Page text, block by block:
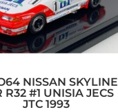
NISSAN SKYLINE
R32 #1 UNISIA JECS
JTC 1993